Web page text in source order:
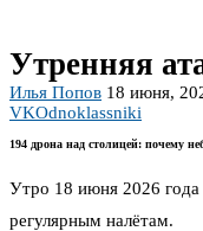
Утренняя
Илья Попов 18 июня,
VKOdnoklassniki
194 дрона над столицей: почему
Утро 18 июня 2026 года
регулярным налётам.